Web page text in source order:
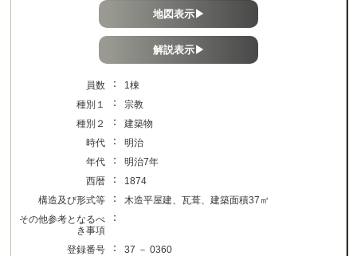
地図表示▶
解説表示▶
員数 ：
1棟
種別１
：
宗教
種別２
：
建築物
時代
：
明治
年代
：
明治7年
西暦
：
1874
構造及び形式等
：
木造平屋建、瓦葺、建築面積37㎡
その他参考となるべ
き事項
：
登録番号 ：
37 － 0360